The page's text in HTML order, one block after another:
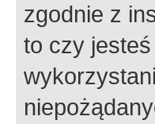
zgodnie z
to czy